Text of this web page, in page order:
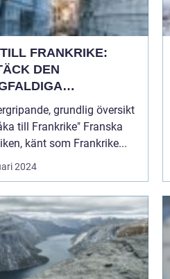
FRANKRIKE:
DEN
grundlig översikt
till Frankrike" Franska
känt som Frankrike...
2024